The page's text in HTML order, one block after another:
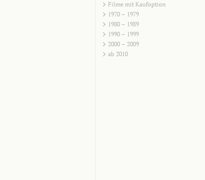
Filme mit Kaufoption
1970 – 1979
1980 – 1989
1990 – 1999
2000 – 2009
ab 2010